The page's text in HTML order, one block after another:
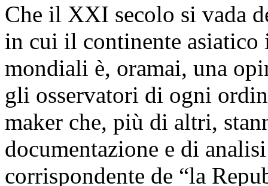
Che il XXI secolo si vada
in cui il continente asiatico
mondiali è, oramai, una
gli osservatori di ogni
maker che, più di altri,
documentazione e di
corrispondente de “la